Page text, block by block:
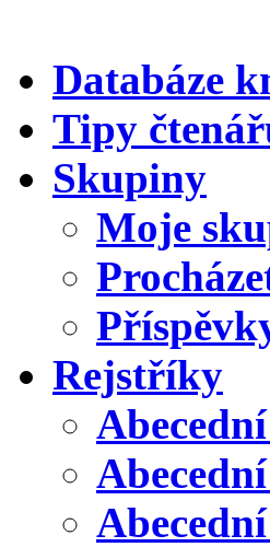
Databáze
Tipy
Skupiny
Moje
Rejstříky